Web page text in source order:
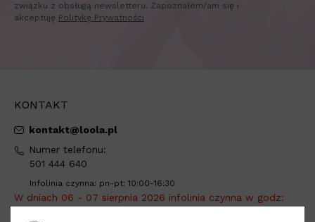
związku z obsługą newsletteru. Zapoznałem/am się i
akceptuję Politykę Prywatności
KONTAKT
kontakt@loola.pl
Numer telefonu:
501 444 640
Infolinia czynna: pn-pt: 10:00-16:30
W dniach 06 - 07 sierpnia 2026 infolinia czynna w godz: